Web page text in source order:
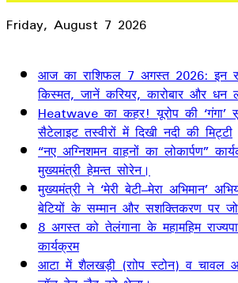
Friday, August 7 2026
आज का राशिफल 7 अगस्त 2026: इन
किस्मत, जानें करियर, कारोबार और धन
Heatwave का कहर! यूरोप की
सैटेलाइट तस्वीरों में दिखी नदी की मिट्टी
“नए अग्निशमन वाहनों का लोकार्पण”
मुख्यमंत्री हेमन्त सोरेन।
मुख्यमंत्री ने ‘मेरी बेटी–मेरा अभिमान’
बेटियों के सम्मान और सशक्तिकरण पर
8 अगस्त को तेलंगाना के महामहिम
कार्यक्रम
आटा में शैलखड़ी (राोप स्टोन) व चावल